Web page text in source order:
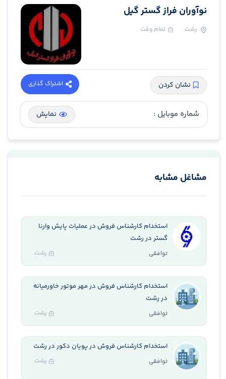
نوآوران فراز گستر گیل
رشت تمام وقت
نشان کردن اشتراک گذاری
شماره موبایل : نمایش
مشاغل مشابه
استخدام کارشناس فروش در عملیات پایش وارنا
گستر در رشت
توافقی رشت
استخدام کارشناس فروش در مهر موتور خاورمیانه
در رشت
توافقی رشت
استخدام کارشناس فروش در پویان دکور در رشت
توافقی رشت